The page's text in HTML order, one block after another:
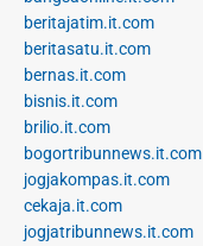
beritajatim.it.com
beritasatu.it.com
bernas.it.com
bisnis.it.com
brilio.it.com
bogortribunnews.it.com
jogjakompas.it.com
cekaja.it.com
jogjatribunnews.it.com